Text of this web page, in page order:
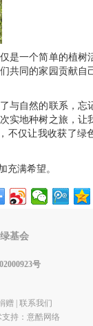
是一个简单的植树
共同的家园贡献自
与自然的联系，忘
实地种树之旅，让
不仅让我收获了绿
充满希望。
基会
号
赠 |联系我们
支持：意酷网络